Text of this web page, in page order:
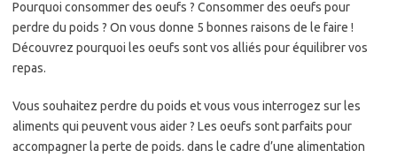
Pourquoi consommer des oeufs ? Consommer des oeufs pour
perdre du poids ? On vous donne 5 bonnes raisons de le faire !
Découvrez pourquoi les oeufs sont vos alliés pour équilibrer vos
repas.
Vous souhaitez perdre du poids et vous vous interrogez sur les
aliments qui peuvent vous aider ? Les oeufs sont parfaits pour
accompagner la perte de poids. dans le cadre d’une alimentation